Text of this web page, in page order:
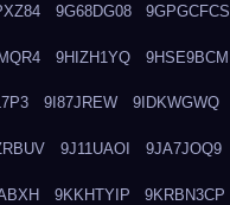
9G68DG08 9GPGCFCS
9HIZH1YQ 9HSE9BCM
9I87JREW 9IDKWGWQ
9J11UAOI 9JA7JOQ9
9KKHTYIP 9KRBN3CP